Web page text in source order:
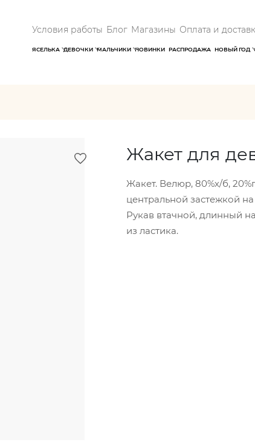
Условия работы Блог Магазины Оплата и
ЯСЕЛЬКА ДЕВОЧКИ МАЛЬЧИКИ НОВИНКИ РАСПРОДАЖА НОВЫЙ ГОД
Жакет для
Жакет. Велюр, 80%х/б,
центральной застежкой
Рукав втачной, длинный
из ластика.